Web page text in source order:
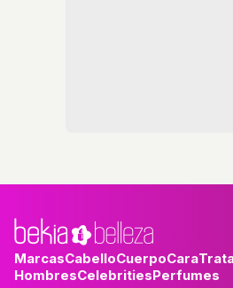
MarcasCabelloCuerpoCara
HombresCelebritiesPerfumes